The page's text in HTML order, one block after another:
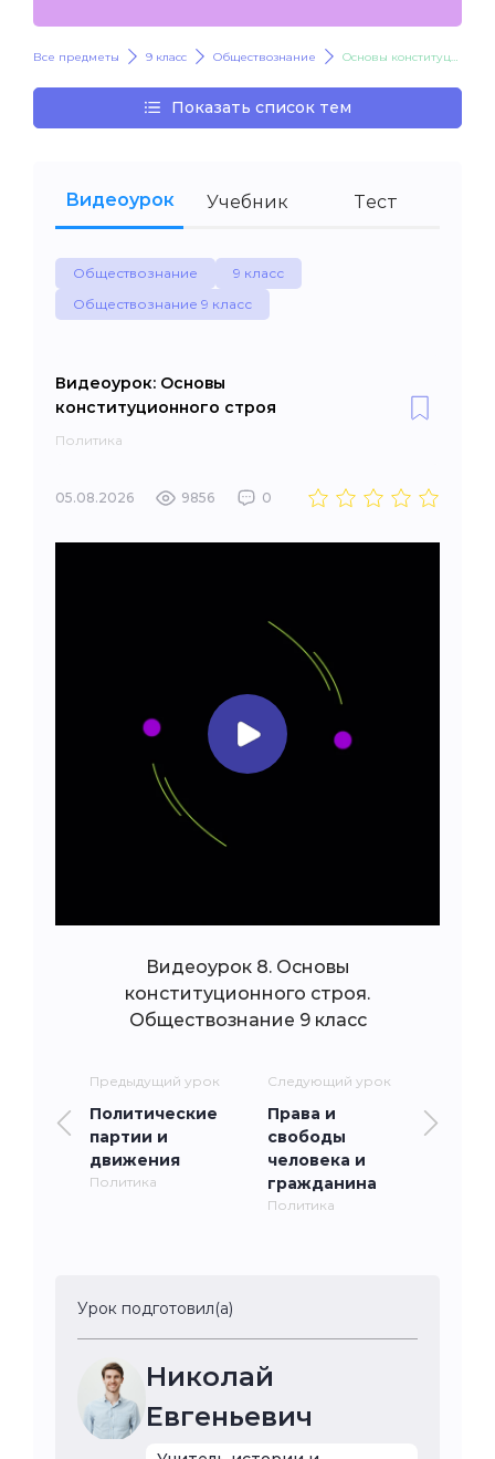
Все предметы 9 класс Обществознание Основы конституционного строя
Показать список тем
Видеоурок Учебник Тест
Обществознание
9 класс
Обществознание 9 класс
Видеоурок: Основы
конституционного строя
Политика
05.08.2026 9856 0
Видеоурок 8. Основы
конституционного строя.
Обществознание 9 класс
Предыдущий урок
Политические
партии и
движения
Политика
Следующий урок
Права и
свободы
человека и
гражданина
Политика
Урок подготовил(а)
Николай
Евгеньевич